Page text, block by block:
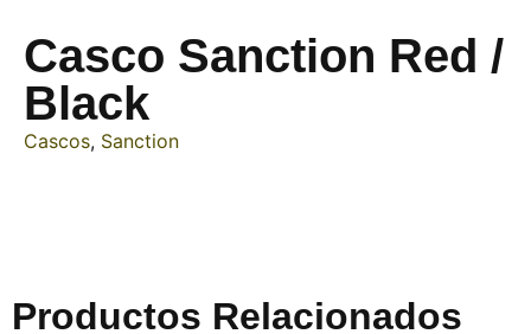
Casco Sanction Red /
Black
Cascos, Sanction
Productos Relacionados